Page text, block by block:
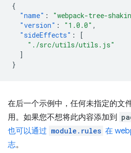
{
"name" : "webpack-tree-
"version" : "1.0.0" ,
"sideEffects" :
[
"./src/utils/utils.js"
]
}
在后一个示例中，任何未指定的文
用。如果您不想将此内容添加到
也可以通过 module.rules 在
志。